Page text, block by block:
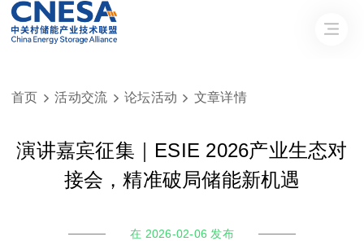
首页  活动交流  论坛活动  文章详情
演讲嘉宾征集｜ESIE 2026产业生态对
接会，精准破局储能新机遇
在 2026-02-06 发布